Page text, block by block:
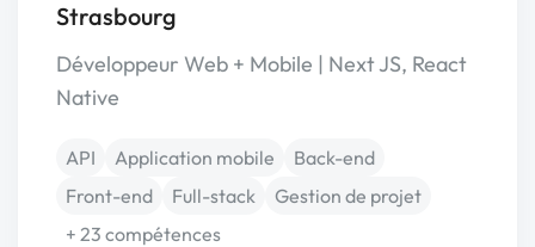
Strasbourg
Développeur Web + Mobile | Next JS, React
Native
API Application mobile
Back-end
Front-end
Full-stack
Gestion de projet
+ 23 compétences